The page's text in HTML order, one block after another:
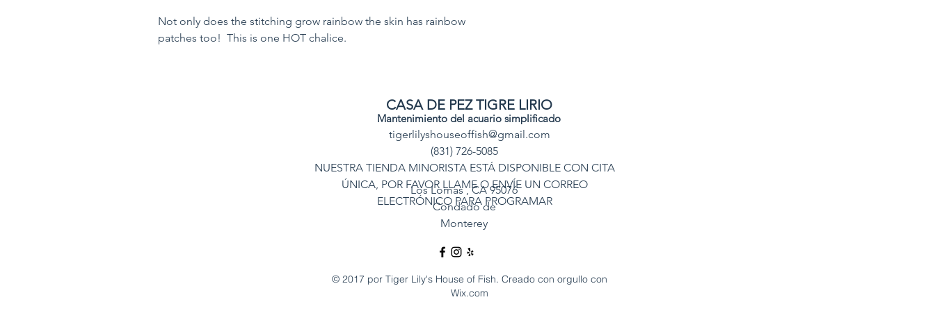
Not only does the stitching grow rainbow the skin has rainbow
patches too! This is one HOT chalice.
Feeding: WIll benifit from feeding. Yet, NOT
required.
CASA DE PEZ TIGRE LIRIO
Mantenimiento del acuario simplificado
tigerlilyshouseoffish@gmail.com
(831) 726-5085
NUESTRA TIENDA MINORISTA ESTÁ DISPONIBLE CON CITA
ÚNICA, POR FAVOR LLAME O ENVÍE UN CORREO
ELECTRÓNICO PARA PROGRAMAR
Los Lomas , CA 95076
Condado de
Monterey
© 2017 por Tiger Lily's House of Fish. Creado con orgullo con
Wix.com